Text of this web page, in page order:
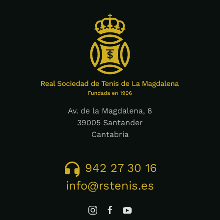
Av. de la Magdalena, 8
39005 Santander
Cantabria
942 27 30 16
info@rstenis.es